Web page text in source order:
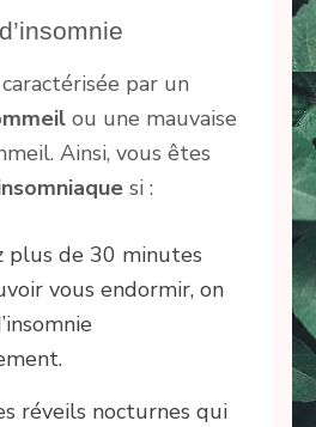
par un
ou une mauvaise
Ainsi, vous êtes
si :
plus de 30 minutes
vous endormir, on
réveils nocturnes qui